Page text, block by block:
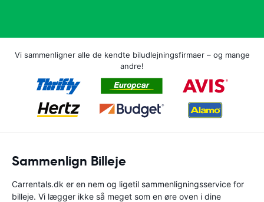
Vi sammenligner alle de kendte biludlejningsfirmaer – og mange
andre!
Sammenlign Billeje
Carrentals.dk er en nem og ligetil sammenligningsservice for
billeje. Vi lægger ikke så meget som en øre oven i dine